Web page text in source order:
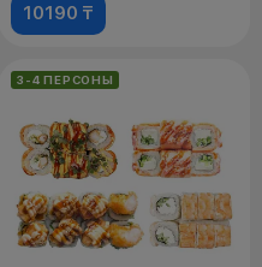
10190 ₸
3-4 ПЕРСОНЫ